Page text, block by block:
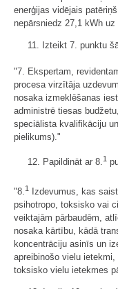
enerģijas vidējais
nepārsniedz 27,1 kWh uz
11. Izteikt 7. punktu
"7. Ekspertam,
procesa virzītāja
nosaka izmeklēšanas
administrē tiesas
speciālista kvalifikāciju
pielikums)."
12. Papildināt ar 8.1
"8. 1
Izdevumus, kas
psihotropo, toksisko vai
veiktajām pārbaudēm,
nosaka kārtību, kādā
koncentrāciju asinīs un
apreibinošo vielu
toksisko vielu ietekmes